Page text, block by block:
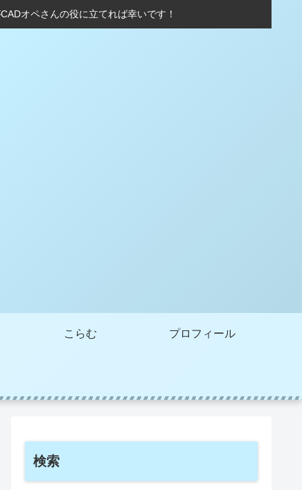
オペさんの役に立てれば幸いです！
こらむ プロフィール
検索